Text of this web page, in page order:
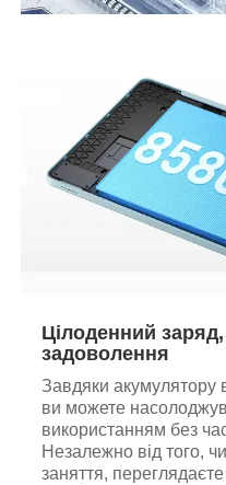
Цілоденний
задоволення
Завдяки акумулятору
ви можете
використанням без
Незалежно від того,
заняття,